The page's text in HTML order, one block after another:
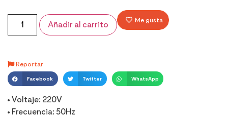
Añadir al carrito Me gusta
Reportar
Facebook Twitter WhatsApp
• Voltaje: 220V
• Frecuencia: 50Hz